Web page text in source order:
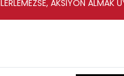
AKSİYON ALMAK